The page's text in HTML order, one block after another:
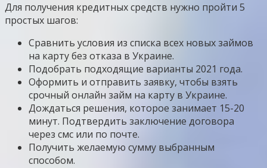
Для получения кредитных средств нужно пройти 5
простых шагов:
Сравнить условия из списка всех новых займов
на карту без отказа в Украине.
Подобрать подходящие варианты 2021 года.
Оформить и отправить заявку, чтобы взять
срочный онлайн займ на карту в Украине.
Дождаться решения, которое занимает 15-20
минут. Подтвердить заключение договора
через смс или по почте.
Получить желаемую сумму выбранным
способом.